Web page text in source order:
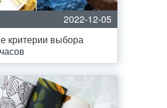
2022-12-05
критерии выбора